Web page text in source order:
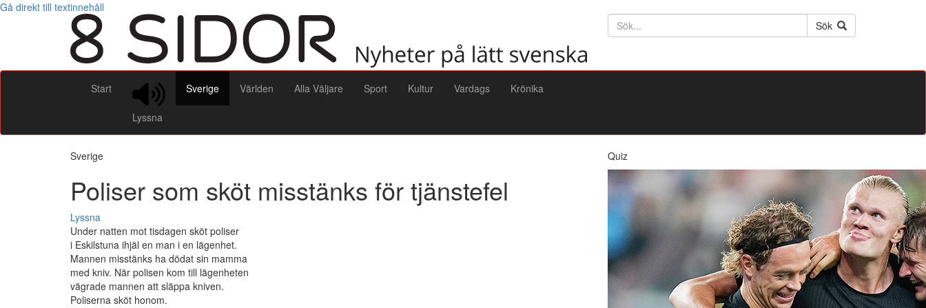
Gå direkt till textinnehåll
Söktext
Sök
Start
Lyssna
Sverige Världen Alla Väljare Sport Kultur Vardags Krönika
Sverige
Poliser som sköt misstänks för tjänstefel
Lyssna
Under natten mot tisdagen sköt poliser
i Eskilstuna ihjäl en man i en lägenhet.
Mannen misstänks ha dödat sin mamma
med kniv. När polisen kom till lägenheten
vägrade mannen att släppa kniven.
Poliserna sköt honom.
Quiz